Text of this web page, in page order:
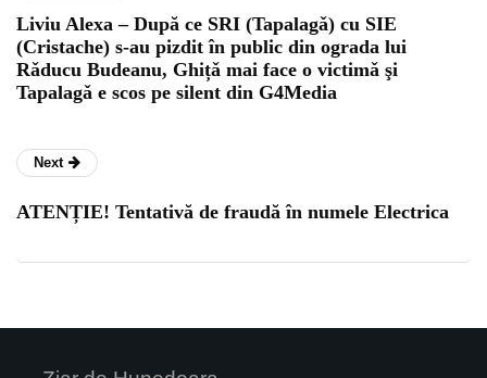
Liviu Alexa – După ce SRI (Tapalagǎ) cu SIE
(Cristache) s-au pizdit în public din ograda lui
Rǎducu Budeanu, Ghițǎ mai face o victimǎ şi
Tapalagǎ e scos pe silent din G4Media
Next
ATENȚIE! Tentativă de fraudă în numele Electrica